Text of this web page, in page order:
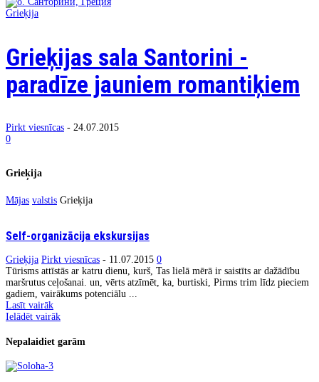
Grieķija
Grieķijas sala Santorini -
paradīze jauniem romantiķiem
Pirkt viesnīcas - 24.07.2015
0
Grieķija
Mājas valstis Grieķija
Self-organizācija ekskursijas
Grieķija Pirkt viesnīcas - 11.07.2015 0
Tūrisms attīstās ar katru dienu, kurš, Tas lielā mērā ir saistīts ar dažādību
maršrutus ceļošanai. un, vērts atzīmēt, ka, burtiski, Pirms trim līdz pieciem
gadiem, vairākums potenciālu ...
Lasīt vairāk
Ielādēt vairāk
Nepalaidiet garām